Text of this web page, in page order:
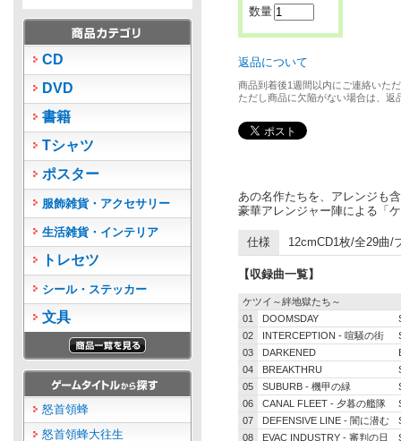
CD
DVD
書籍
Tシャツ
ポスター
服飾雑貨・アクセサリー
生活雑貨・インテリア
トレセツ
シール・ステッカー
文具
怒首領蜂
怒首領蜂大往生
数量
返品について
商品到着後1週間以内にご連絡いた
ただし商品に欠陥がない場合は、
あの名作たちを、アレンジも
豪華アレンジャー陣による「
仕様 12cmCD1枚/全29曲/
【収録曲一覧】
ケツイ～絆地獄たち～
01
DOOMSDAY
02
INTERCEPTION - 喧騒の街
03
DARKENED
04
BREAKTHRU
05
SUBURB - 機甲の緑
06
CANAL FLEET - 夕暮の艦隊
07
DEFENSIVE LINE - 闇に潜む
08
EVAC INDUSTRY - 審判の日